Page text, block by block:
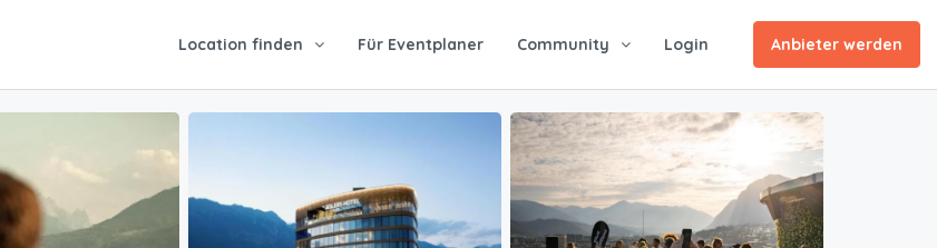
Location finden Für Eventplaner Community Login Anbieter werden